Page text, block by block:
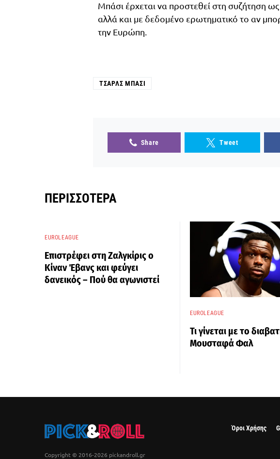
Μπάσι έρχεται να προστεθεί στη συζήτηση
αλλά και με δεδομένο ερωτηματικό το αν
την Ευρώπη.
ΤΣΑΡΛΣ ΜΠΆΣΙ
Share Tweet
ΠΕΡΙΣΣΌΤΕΡΑ
EUROLEAGUE
Επιστρέφει στη Ζαλγκίρις ο
Κίναν Έβανς και φεύγει
δανεικός – Πού θα αγωνιστεί
EUROLEAGUE
Τι γίνεται με το
Μουσταφά Φαλ
Copyright © 2016-2026 pickandroll.gr
Όροι Χρήσης